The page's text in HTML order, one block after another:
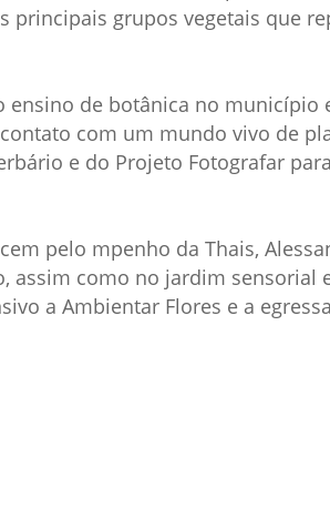
Conosco
Conselho Fiscal -
de
2023-2027
principais grupos vegetais que
de botânica no município
com um mundo vivo de
e do Projeto Fotografar
pelo mpenho da Thais,
assim como no jardim sensorial
a Ambientar Flores e a